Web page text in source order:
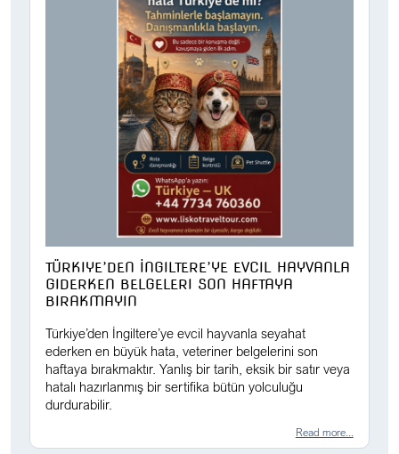
TÜRKIYE’DEN İNGILTERE’YE EVCIL HAYVANLA
GIDERKEN BELGELERI SON HAFTAYA
BIRAKMAYIN
Türkiye’den İngiltere’ye evcil hayvanla seyahat
ederken en büyük hata, veteriner belgelerini son
haftaya bırakmaktır. Yanlış bir tarih, eksik bir satır veya
hatalı hazırlanmış bir sertifika bütün yolculuğu
durdurabilir.
Read more...